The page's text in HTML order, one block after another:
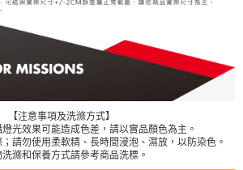
【注意事項及洗滌方式】
光效果可能造成色差，請以實品顏色為主。
請勿使用柔軟精、長時間浸泡、濕放，以防染色。
滌和保養方式請參考商品洗標。